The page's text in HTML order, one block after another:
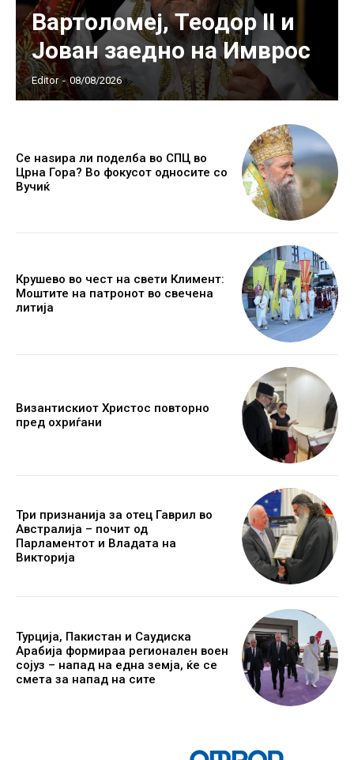
Вартоломеј, Теодор II и
Јован заедно на Имврос
Editor - 08/08/2026
Се наѕира ли поделба во СПЦ во
Црна Гора? Во фокусот односите со
Вучиќ
Крушево во чест на свети Климент:
Моштите на патронот во свечена
литија
Византискиот Христос повторно
пред охриѓани
Три признанија за отец Гаврил во
Австралија – почит од
Парламентот и Владата на
Викторија
Турција, Пакистан и Саудиска
Арабија формираа регионален воен
сојуз – напад на една земја, ќе се
смета за напад на сите